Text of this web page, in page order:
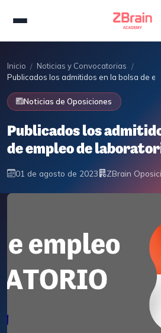
Inicio / Noticias y Convocatorias /
Publicados los admitidos en la bolsa de
Noticias de Oposiciones
Publicados los
de empleo de
01 de agosto de 2023 ZBrain